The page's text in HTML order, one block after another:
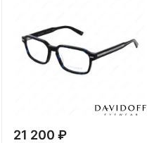
21 200 ₽